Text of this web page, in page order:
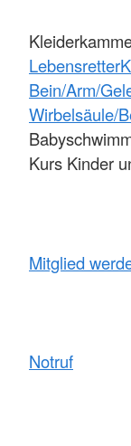
Lebensretter
Bein/Arm/
Wirbelsäule/
Kurs Kinder
Mitglied
Notruf